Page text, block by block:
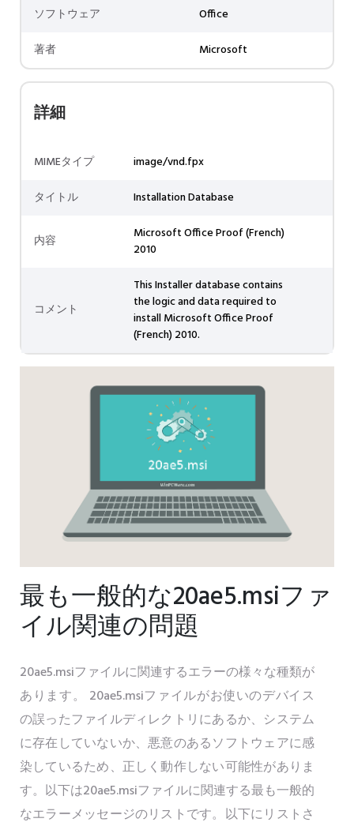
ソフトウェア
Office
著者
Microsoft
詳細
MIMEタイプ
image/vnd.fpx
タイトル
Installation Database
内容
Microsoft Office Proof (French)
2010
コメント
This Installer database contains
the logic and data required to
install Microsoft Office Proof
(French) 2010.
最も一般的な20ae5.msiファ
イル関連の問題
20ae5.msiファイルに関連するエラーの様々な種類が
あります。 20ae5.msiファイルがお使いのデバイス
の誤ったファイルディレクトリにあるか、システム
に存在していないか、悪意のあるソフトウェアに感
染しているため、正しく動作しない可能性がありま
す。以下は20ae5.msiファイルに関連する最も一般的
なエラーメッセージのリストです。以下にリストさ